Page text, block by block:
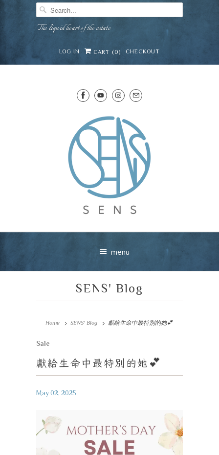
The liquid heart of the estate
LOG IN CART (0) CHECKOUT
menu
SENS' Blog
Home SENS' Blog 獻給生命中最特別的她💕
Sale
獻給生命中最特別的她 💕
May 02, 2025